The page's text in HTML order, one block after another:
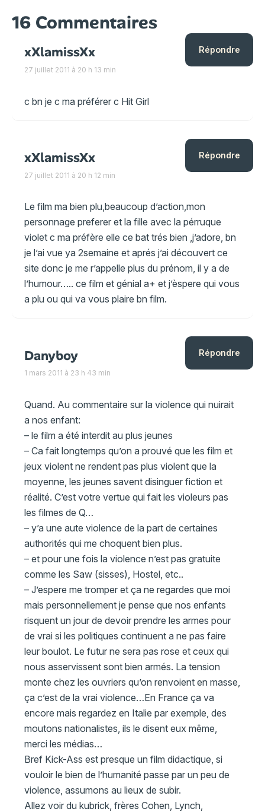
16 Commentaires
xXlamissXx
27 juillet 2011 à 20 h 13 min
c bn je c ma préférer c Hit Girl
Répondre
xXlamissXx
27 juillet 2011 à 20 h 12 min
Le film ma bien plu,beaucoup d’action,mon
personnage preferer et la fille avec la pérruque
violet c ma préfère elle ce bat trés bien ,j’adore, bn
je l’ai vue ya 2semaine et aprés j’ai découvert ce
site donc je me r’appelle plus du prénom, il y a de
l’humour….. ce film et génial a+ et j’èspere qui vous
a plu ou qui va vous plaire bn film.
Répondre
Danyboy
1 mars 2011 à 23 h 43 min
Quand. Au commentaire sur la violence qui nuirait
a nos enfant:
– le film a été interdit au plus jeunes
– Ca fait longtemps qu’on a prouvé que les film et
jeux violent ne rendent pas plus violent que la
moyenne, les jeunes savent disinguer fiction et
réalité. C’est votre vertue qui fait les violeurs pas
les filmes de Q…
– y’a une aute violence de la part de certaines
authorités qui me choquent bien plus.
– et pour une fois la violence n’est pas gratuite
comme les Saw (sisses), Hostel, etc..
– J’espere me tromper et ça ne regardes que moi
mais personnellement je pense que nos enfants
risquent un jour de devoir prendre les armes pour
de vrai si les politiques continuent a ne pas faire
leur boulot. Le futur ne sera pas rose et ceux qui
nous asservissent sont bien armés. La tension
monte chez les ouvriers qu’on renvoient en masse,
ça c’est de la vrai violence…En France ça va
encore mais regardez en Italie par exemple, des
moutons nationalistes, ils le disent eux même,
merci les médias…
Bref Kick-Ass est presque un film didactique, si
vouloir le bien de l’humanité passe par un peu de
violence, assumons au lieux de subir.
Allez voir du kubrick, frères Cohen, Lynch,
Répondre